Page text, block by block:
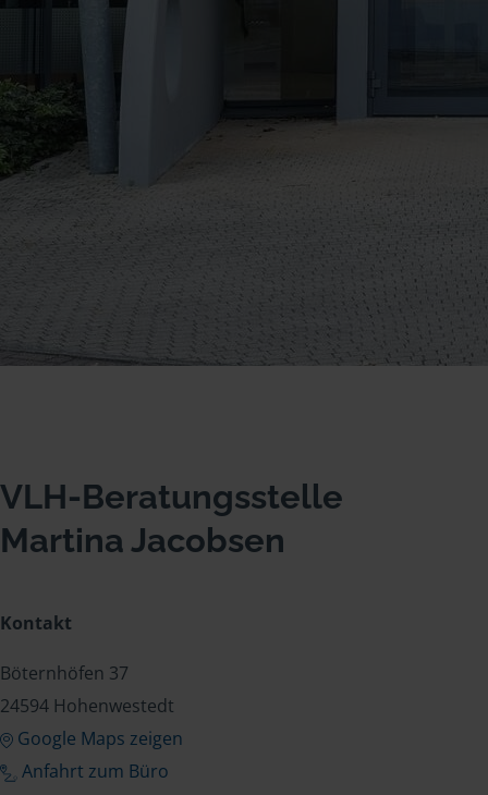
VLH-Beratungsstelle
Martina Jacobsen
Kontakt
Böternhöfen 37
24594 Hohenwestedt
Google Maps zeigen
Anfahrt zum Büro